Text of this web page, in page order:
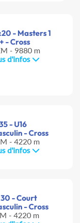
- Masters 1
- Cross
- 9880 m
d'infos
- U16
- Cross
- 4220 m
d'infos
- Court
- Cross
- 4220 m